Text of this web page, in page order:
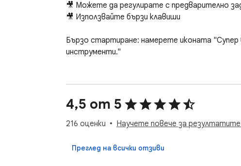
🎥 Можете да регулирате с предварително
🎥 Използвайте бързи клавиши
Бързо стартиране: намерете иконата
инструменти."
Introducing Super Video Speed Adjuster – the
adjust the speed of any video on any website.
4,5 от 5
216 оценки Научете повече за
Преглед на всички отзиви